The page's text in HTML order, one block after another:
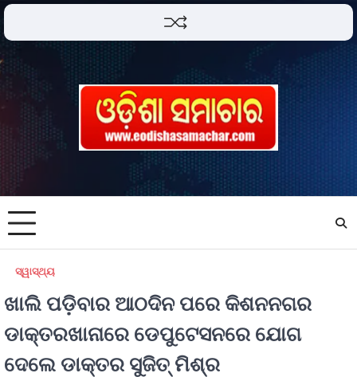
ସ୍ୱାସ୍ଥ୍ୟ
ଖାଲି ପଡ଼ିବାର ଆଠଦିନ ପରେ କିଶନନଗର
ଡାକ୍ତରଖାନାରେ ଡେପୁଟେସନରେ ଯୋଗ
ଦେଲେ ଡାକ୍ତର ସୁଜିତ୍ ମିଶ୍ର